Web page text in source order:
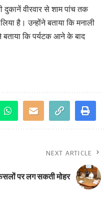
दुकानें वीरवार से शाम पांच तक
है। उन्होंने बताया कि मनाली
बताया कि पर्यटक आने के बाद
NEXT ARTICLE
पर लग सकती मोहर